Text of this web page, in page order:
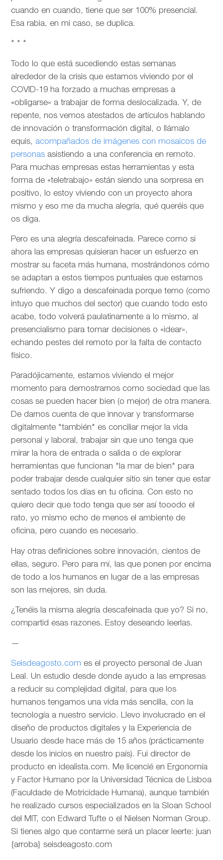
cuando en cuando, tiene que ser 100% presencial.
Esa rabia, en mi caso, se duplica.
* * *
Todo lo que está sucediendo estas semanas
alrededor de la crisis que estamos viviendo por el
COVID-19 ha forzado a muchas empresas a
«obligarse» a trabajar de forma deslocalizada. Y, de
repente, nos vemos atestados de artículos hablando
de innovación o transformación digital, o llámalo
equis, acompañados de imágenes con mosaicos de
personas asistiendo a una conferencia en remoto.
Para muchas empresas estas herramientas y esta
forma de «teletrabajo» están siendo una sorpresa en
positivo, lo estoy viviendo con un proyecto ahora
mismo y eso me da mucha alegría, qué queréis que
os diga.
Pero es una alegría descafeinada. Parece como si
ahora las empresas quisieran hacer un esfuerzo en
mostrar su faceta más humana, mostrándonos cómo
se adaptan a estos tiempos puntuales que estamos
sufriendo. Y digo a descafeinada porque temo (como
intuyo que muchos del sector) que cuando todo esto
acabe, todo volverá paulatinamente a lo mismo, al
presencialismo para tomar decisiones o «idear»,
echando pestes del remoto por la falta de contacto
físico.
Paradójicamente, estamos viviendo el mejor
momento para demostrarnos como sociedad que las
cosas se pueden hacer bien (o mejor) de otra manera.
De darnos cuenta de que innovar y transformarse
digitalmente *también* es conciliar mejor la vida
personal y laboral, trabajar sin que uno tenga que
mirar la hora de entrada o salida o de explorar
herramientas que funcionan *la mar de bien* para
poder trabajar desde cualquier sitio sin tener que estar
sentado todos los días en tu oficina. Con esto no
quiero decir que todo tenga que ser así tooodo el
rato, yo mismo echo de menos el ambiente de
oficina, pero cuando es necesario.
Hay otras definiciones sobre innovación, cientos de
ellas, seguro. Pero para mí, las que ponen por encima
de todo a los humanos en lugar de a las empresas
son las mejores, sin duda.
¿Tenéis la misma alegría descafeinada que yo? Si no,
compartid esas razones. Estoy deseando leerlas.
—
Seisdeagosto.com es el proyecto personal de Juan
Leal. Un estudio desde donde ayudo a las empresas
a reducir su complejidad digital, para que los
humanos tengamos una vida más sencilla, con la
tecnología a nuestro servicio. Llevo involucrado en el
diseño de productos digitales y la Experiencia de
Usuario desde hace más de 15 años (prácticamente
desde los inicios en nuestro país). Fui director de
producto en idealista.com. Me licencié en Ergonomía
y Factor Humano por la Universidad Técnica de Lisboa
(Faculdade de Motricidade Humana), aunque también
he realizado cursos especializados en la Sloan School
del MIT, con Edward Tufte o el Nielsen Norman Group.
Si tienes algo que contarme será un placer leerte: juan
{arroba} seisdeagosto.com